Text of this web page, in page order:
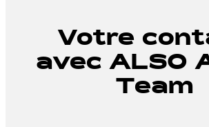
Votre
avec ALSO
Team